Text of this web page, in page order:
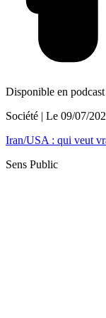
Disponible en podcast
Société | Le 09/07/
Iran/USA : qui veut
Sens Public